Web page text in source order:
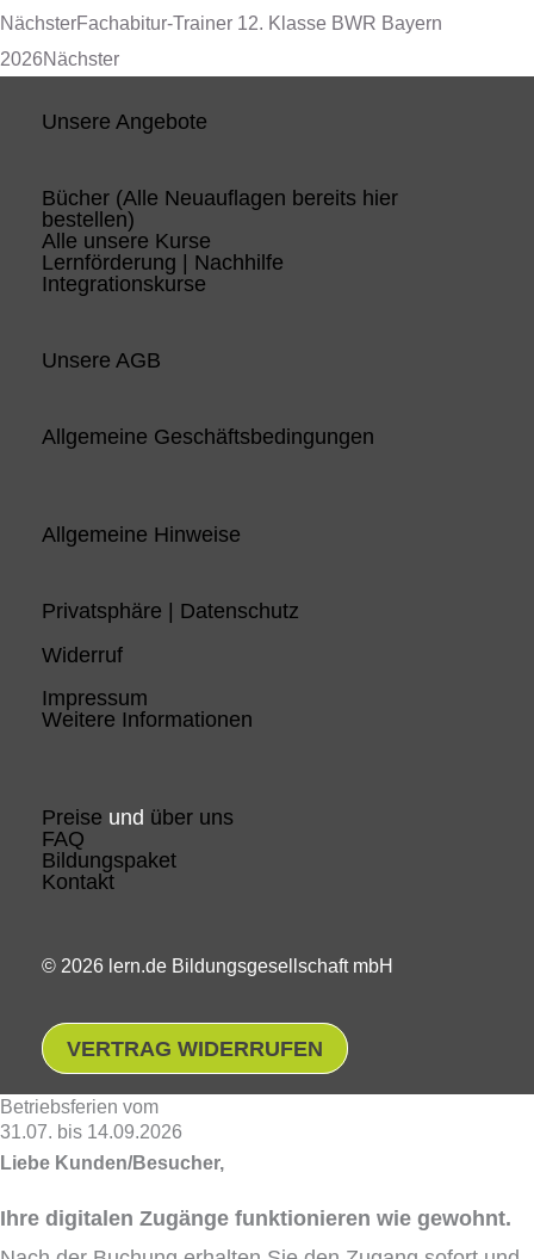
NächsterFachabitur-Trainer 12. Klasse BWR Bayern
2026Nächster
Unsere Angebote
Bücher (Alle Neuauflagen bereits hier
bestellen)
Alle unsere Kurse
Lernförderung | Nachhilfe
Integrationskurse
Unsere AGB
Allgemeine Geschäftsbedingungen
Allgemeine Hinweise
Privatsphäre | Datenschutz
Widerruf
Impressum
Weitere Informationen
Preise und über uns
FAQ
Bildungspaket
Kontakt
© 2026 lern.de Bildungsgesellschaft mbH
VERTRAG WIDERRUFEN
Betriebsferien vom
31.07. bis 14.09.2026
Liebe Kunden/Besucher,
Ihre digitalen Zugänge funktionieren wie gewohnt.